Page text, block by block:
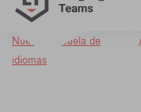
Nuestra escuela de
idiomas